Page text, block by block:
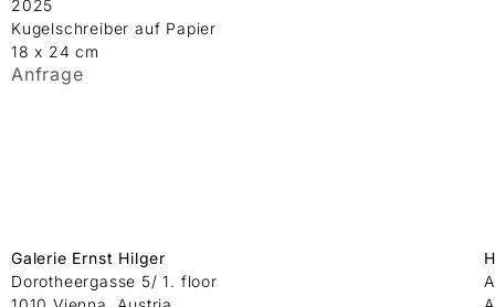
2025
Kugelschreiber auf Papier
18 x 24 cm
Anfrage
Galerie Ernst Hilger
Dorotheergasse 5/ 1. floor